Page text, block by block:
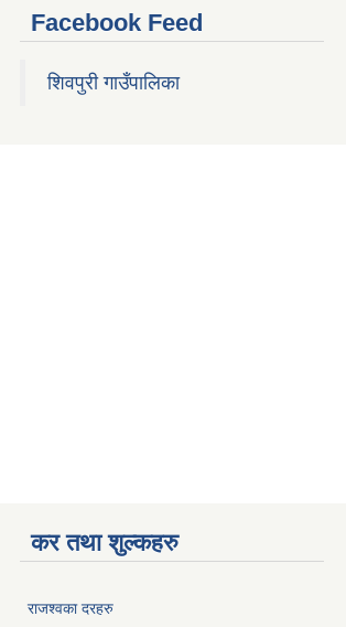
Facebook Feed
शिवपुरी गाउँपालिका
कर तथा शुल्कहरु
राजश्वका दरहरु